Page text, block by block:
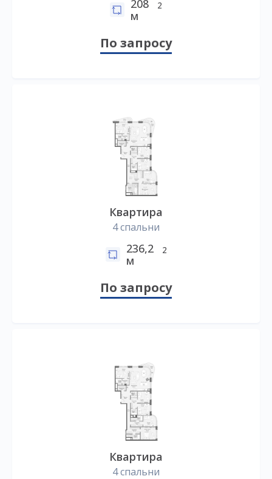
208
м
2
По запросу
Квартира
4 спальни
236,2
м
2
По запросу
Квартира
4 спальни